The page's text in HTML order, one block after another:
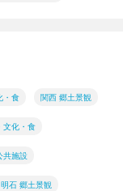
・食 関西 郷土景観
文化・食
共施設
石 郷土景観